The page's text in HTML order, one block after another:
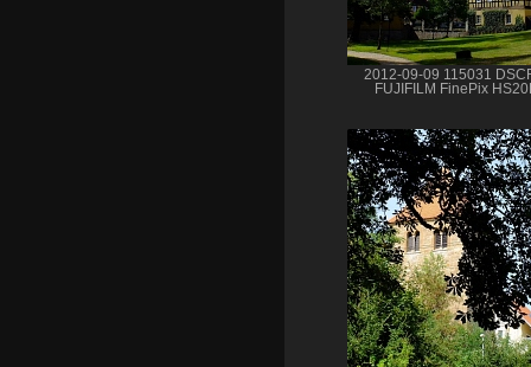
2012-09-09 115031
FUJIFILM FinePix